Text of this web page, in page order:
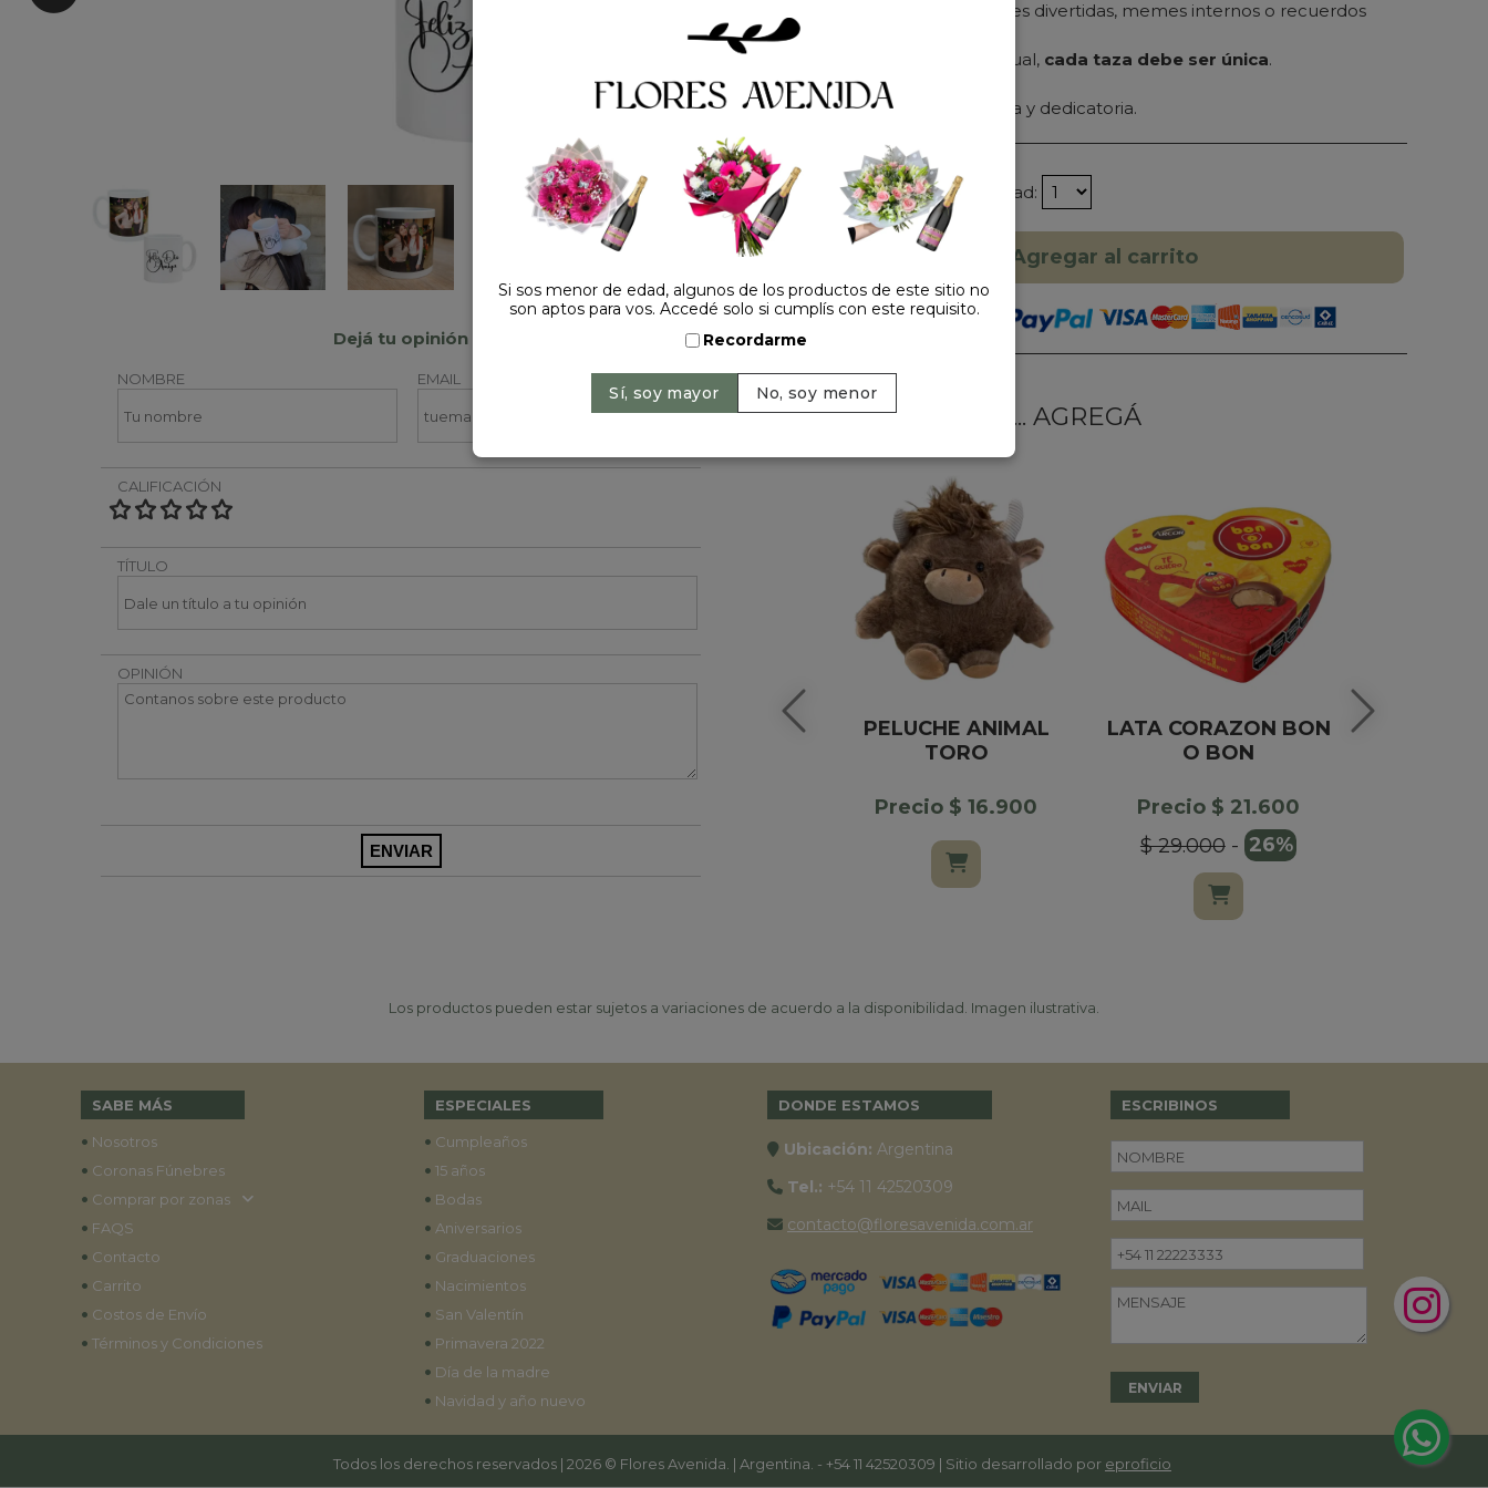
Dejá tu opinión
NOMBRE EMAIL
CALIFICACIÓN
TÍTULO
OPINIÓN
💡 Ideal para fotos juntos, frases divertidas, memes internos o recuerdos
compartidos.
✨ Porque ningún amigo es igual, cada taza debe ser única.
Incluye caja de Flores Avenida y dedicatoria.
Precio: $ 15.900-Cantidad:
Agregar al carrito
HACELO ESPECIAL... AGREGÁ
PELUCHE ANIMAL
TORO
Precio $ 16.900
LATA CORAZON BON
O BON
Precio $ 21.600
$ 29.000- 26%
Los productos pueden estar sujetos a variaciones de acuerdo a la disponibilidad. Imagen ilustrativa.
SABE MÁS
• Nosotros
• Coronas Fúnebres
• Comprar por zonas
• FAQS
• Contacto
• Carrito
• Costos de Envío
• Términos y Condiciones
ESPECIALES
• Cumpleaños
• 15 años
• Bodas
• Aniversarios
• Graduaciones
• Nacimientos
• San Valentín
• Primavera 2022
• Día de la madre
• Navidad y año nuevo
DONDE ESTAMOS
Ubicación: Argentina
Tel.: +54 11 42520309
contacto@floresavenida.com.ar
ESCRIBINOS
Todos los derechos reservados | 2026 © Flores Avenida. | Argentina. - +54 11 42520309 | Sitio desarrollado por eproficio
Si sos menor de edad, algunos de los productos de este sitio no
son aptos para vos. Accedé solo si cumplís con este requisito.
Recordarme